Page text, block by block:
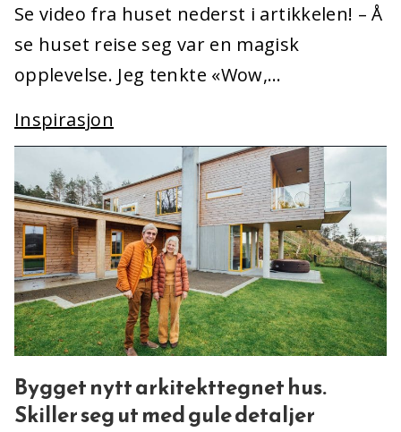
Se video fra huset nederst i artikkelen! – Å
se huset reise seg var en magisk
opplevelse. Jeg tenkte «Wow,…
Inspirasjon
Bygget nytt arkitekttegnet hus.
Skiller seg ut med gule detaljer